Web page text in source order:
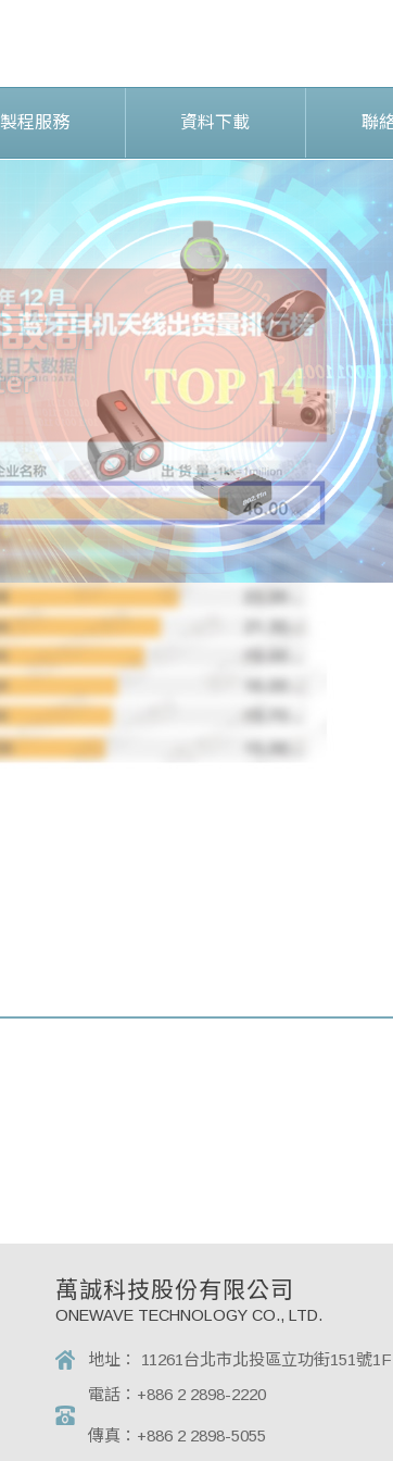
製程服務 資料下載 聯
萬誠科技股份有限公司
ONEWAVE TECHNOLOGY CO., LTD.
地址： 11261台北市北投區立功街151號1F
電話： +886 2 2898-2220
傳真： +886 2 2898-5055